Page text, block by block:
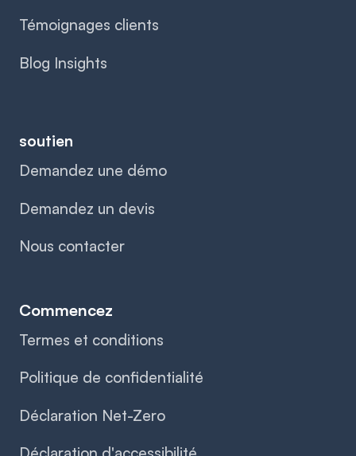
Témoignages clients
Blog Insights
soutien
Demandez une démo
Demandez un devis
Nous contacter
Commencez
Termes et conditions
Politique de confidentialité
Déclaration Net-Zero